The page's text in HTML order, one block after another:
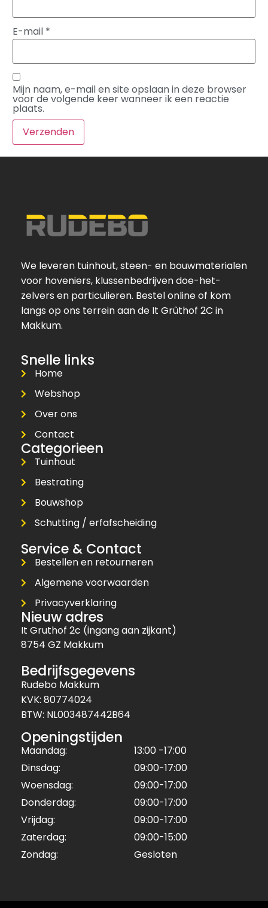
E-mail *
Mijn naam, e-mail en site opslaan in deze browser
voor de volgende keer wanneer ik een reactie
plaats.
We leveren tuinhout, steen- en bouwmaterialen
voor hoveniers, klussenbedrijven doe-het-
zelvers en particulieren. Bestel online of kom
langs op ons terrein aan de It Grûthof 2C in
Makkum.
Snelle links
Home
Webshop
Over ons
Contact
Categorieen
Tuinhout
Bestrating
Bouwshop
Schutting / erfafscheiding
Service & Contact
Bestellen en retourneren
Algemene voorwaarden
Privacyverklaring
Nieuw adres
It Gruthof 2c (ingang aan zijkant)
8754 GZ Makkum
Bedrijfsgegevens
Rudebo Makkum
KVK: 80774024
BTW: NL003487442B64
Openingstijden
Maandag:
13:00 -17:00
Dinsdag:
09:00-17:00
Woensdag:
09:00-17:00
Donderdag:
09:00-17:00
Vrijdag:
09:00-17:00
Zaterdag:
09:00-15:00
Zondag:
Gesloten